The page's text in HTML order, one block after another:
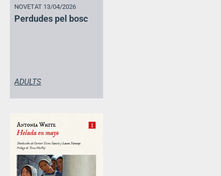
NOVETAT 13/04/2026
Perdudes pel bosc
ADULTS